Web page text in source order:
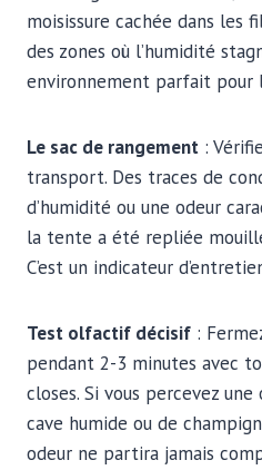
moisissure cachée dans les
des zones où l’humidité
environnement parfait pour
Le sac de rangement :
transport. Des traces de
d’humidité ou une odeur
la tente a été repliée
C’est un indicateur
Test olfactif décisif :
pendant 2-3 minutes avec
closes. Si vous percevez
cave humide ou de
odeur ne partira jamais